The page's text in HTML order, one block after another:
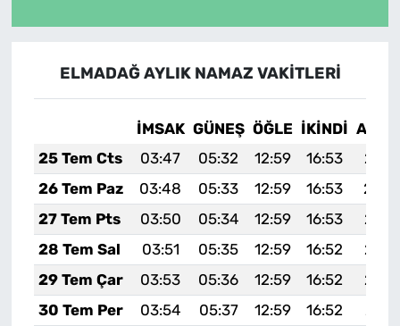
ELMADAĞ AYLIK NAMAZ VAKITLERI
İMSAK GÜNEŞ ÖĞLE İKINDI
25 Tem Cts
03:47 05:32 12:59 16:53
26 Tem Paz
03:48 05:33 12:59 16:53
27 Tem Pts
03:50 05:34 12:59 16:53
28 Tem Sal
03:51 05:35 12:59 16:52
29 Tem Çar
03:53 05:36 12:59 16:52
30 Tem Per
03:54 05:37 12:59 16:52
20:11